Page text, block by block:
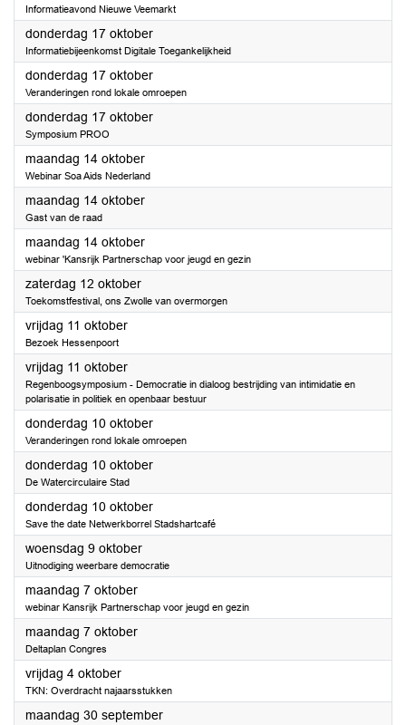
Informatieavond Nieuwe Veemarkt
donderdag 17 oktober2024
Informatiebijeenkomst Digitale Toegankelijkheid
donderdag 17 oktober2024
Veranderingen rond lokale omroepen
donderdag 17 oktober2024
Symposium PROO
maandag 14 oktober2024
Webinar Soa Aids Nederland
maandag 14 oktober2024
Gast van de raad
maandag 14 oktober2024
webinar 'Kansrijk Partnerschap voor jeugd en gezin
zaterdag 12 oktober2024
Toekomstfestival, ons Zwolle van overmorgen
vrijdag 11 oktober2024
Bezoek Hessenpoort
vrijdag 11 oktober2024
Regenboogsymposium - Democratie in dialoog bestrijding van intimidatie en
polarisatie in politiek en openbaar bestuur
donderdag 10 oktober2024
Veranderingen rond lokale omroepen
donderdag 10 oktober2024
De Watercirculaire Stad
donderdag 10 oktober2024
Save the date Netwerkborrel Stadshartcafé
woensdag 9 oktober2024
Uitnodiging weerbare democratie
maandag 7 oktober2024
webinar Kansrijk Partnerschap voor jeugd en gezin
maandag 7 oktober2024
Deltaplan Congres
vrijdag 4 oktober2024
TKN: Overdracht najaarsstukken
maandag 30 september2024